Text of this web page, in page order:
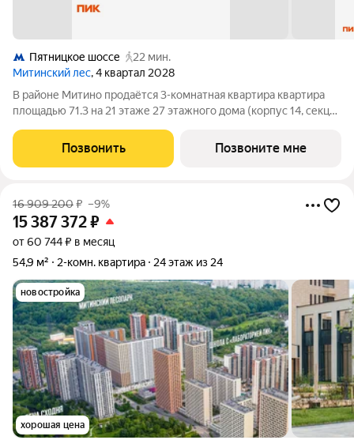
Пятницкое шоссе
22 мин.
Митинский лес, 4 квартал 2028
В районе Митино продаётся 3-комнатная квартира квартира
площадью 71.3 на 21 этаже 27 этажного дома (корпус 14, секция
минут пешком до станции метро «Пятницкое шоссе». 8 минут
на автомобиле до
Позвонить Позвоните мне
16 909 200₽ –9%
15 387 372₽
от 60 744 ₽ в месяц
54,9 м²
2-комн. квартира 24 этаж из 24
новостройка
хорошая цена